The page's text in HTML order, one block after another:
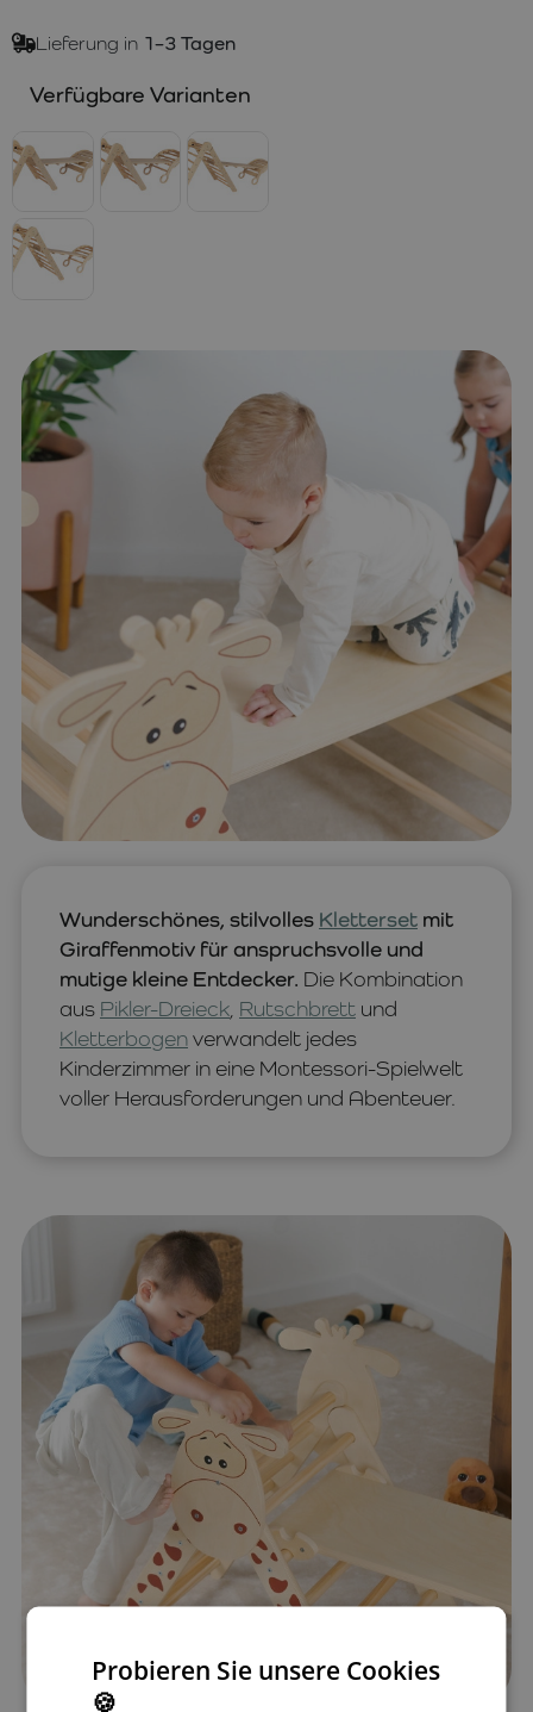
Lieferung in 1–3 Tagen
Verfügbare Varianten
Wunderschönes, stilvolles Kletterset mit
Giraffenmotiv für anspruchsvolle und
mutige kleine Entdecker. Die Kombination
aus Pikler-Dreieck Rutschbrett und
Kletterbogenverwandelt jedes
Kinderzimmer in eine Montessori-Spielwelt
voller Herausforderungen und Abenteuer.
Probieren Sie unsere Cookies
🍪